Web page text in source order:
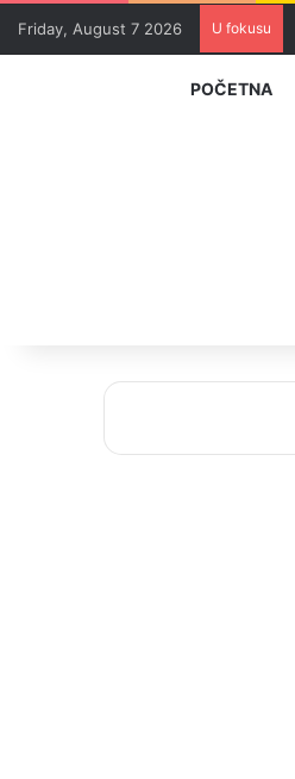
Friday, August 7 2026 U fokusu
POČETNA